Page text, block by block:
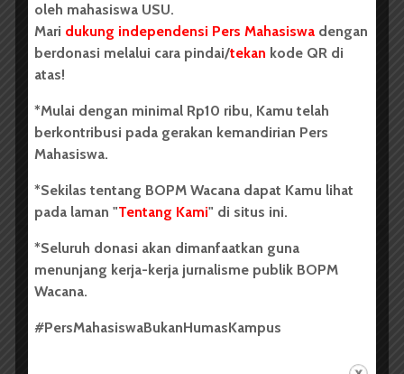
Dua Mahasiswa Sastra Indonesia
USU Raih Juara pada Festival
Literasi Sumatera Utara 2026
Dark Mode | Moda Gelap
Oleh: Iyusarah Pakpahan USU, wacana.org – Dua...
Redaksi 2 menit waktu baca
BERITA KAMPUS
USU Torehkan Prestasi di
oleh mahasiswa USU.
Mari dukung independensi Pers Mahasiswa dengan
berdonasi melalui cara pindai/tekan kode QR di
atas!
*Mulai dengan minimal Rp10 ribu, Kamu telah
berkontribusi pada gerakan kemandirian Pers
Mahasiswa.
*Sekilas tentang BOPM Wacana dapat Kamu lihat
pada laman "Tentang Kami" di situs ini.
*Seluruh donasi akan dimanfaatkan guna
menunjang kerja-kerja jurnalisme publik BOPM
Wacana.
#PersMahasiswaBukanHumasKampus